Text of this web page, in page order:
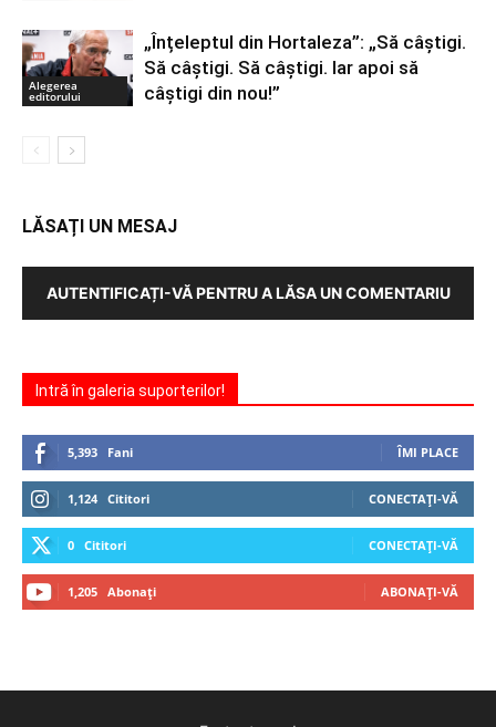
Alegerea
editorului
„Înțeleptul din Hortaleza”: „Să câștigi.
Să câștigi. Să câștigi. Iar apoi să
câștigi din nou!”
LĂSAȚI UN MESAJ
AUTENTIFICAȚI-VĂ PENTRU A LĂSA UN COMENTARIU
Intră în galeria suporterilor!
5,393 Fani ÎMI PLACE
1,124 Cititori CONECTAȚI-VĂ
0 Cititori CONECTAȚI-VĂ
1,205 Abonați ABONAȚI-VĂ